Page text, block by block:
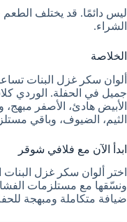
ليس دائمًا. قد يختلف
الشراء.
الخلاصة
ألوان سكر غزل البنات
جميل في الحفلة. الوردي
الأبيض هادئ، الأصفر
الثيم، الضيوف، وباقي
ابدأ الآن مع فلافي شوقر
اختر ألوان سكر غزل
ونسّقها مع مستلزمات
ضيافة متكاملة ومبهجة